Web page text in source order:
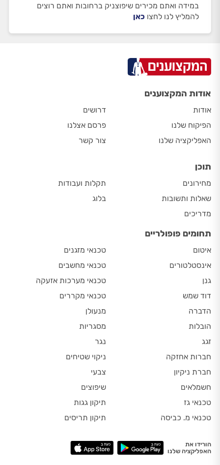
במידה ואתם מכירים שיפוצניק ברחובות ואתם רוצים
להמליץ לנו לחצו כאן
אודות המקצוענים
אודות
הפיקוח שלנו
האפליקציה שלנו
דרושים
פרסם אצלנו
צור קשר
תוכן
מחירונים
שאלות ותשובות
מדריכים
תקלות ועבודות
בלוג
תחומים פופולריים
איטום
אינסטלטורים
גנן
דוד שמש
הדברה
הובלות
זגג
חברות אחזקה
חברת ניקיון
חשמלאים
טכנאי גז
טכנאי מ. כביסה
טכנאי מזגנים
טכנאי מחשבים
טכנאי מערכות אזעקה
טכנאי מקררים
מנעולן
מסגריות
נגר
ניקוי שטיחים
צבעי
שיפוצים
תיקון גגות
תיקון תריסים
הורידו את
האפליקציה שלנו